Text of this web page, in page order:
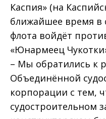
Каспия» (на
ближайшее время в
флота войдёт
«Юнармеец
– Мы обратились к
Объединённой
корпорации с тем,
судостроительном